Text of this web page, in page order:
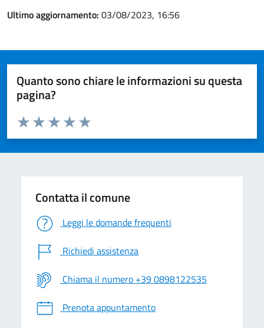
Ultimo aggiornamento: 03/08/2023, 16:56
Quanto sono chiare le informazioni su questa
pagina?
Valuta da 1 a 5 stelle la pagina
Valuta 5 stelle su 5
Valuta 4 stelle su 5
Valuta 3 stelle su 5
Valuta 2 stelle su 5
Valuta 1 stelle su 5
Contatta il comune
Leggi le domande frequenti
Richiedi assistenza
Chiama il numero +39 0898122535
Prenota appuntamento